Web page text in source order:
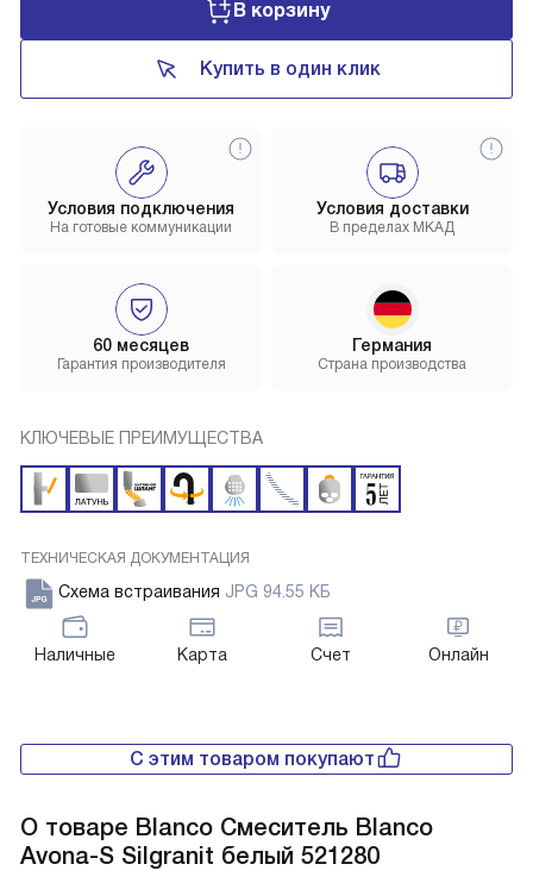
В корзину
Купить в один клик
Условия доставки
В пределах МКАД
60 месяцев
Гарантия производителя
Условия подключения
На готовые коммуникации
Германия
Страна производства
КЛЮЧЕВЫЕ ПРЕИМУЩЕСТВА
ТЕХНИЧЕСКАЯ ДОКУМЕНТАЦИЯ
Схема встраивания JPG 94.55 КБ
Наличные Карта Счет Онлайн
С этим товаром покупают
О товаре Blanco Смеситель Blanco
Avona-S Silgranit белый 521280